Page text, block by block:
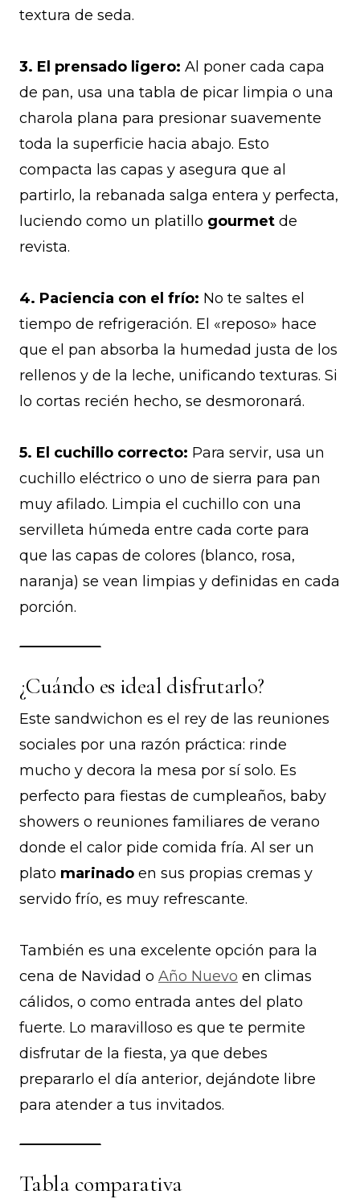
textura de seda.
3. El prensado ligero: Al poner cada capa
de pan, usa una tabla de picar limpia o una
charola plana para presionar suavemente
toda la superficie hacia abajo. Esto
compacta las capas y asegura que al
partirlo, la rebanada salga entera y perfecta,
luciendo como un platillo gourmet de
revista.
4. Paciencia con el frío: No te saltes el
tiempo de refrigeración. El «reposo» hace
que el pan absorba la humedad justa de los
rellenos y de la leche, unificando texturas. Si
lo cortas recién hecho, se desmoronará.
5. El cuchillo correcto: Para servir, usa un
cuchillo eléctrico o uno de sierra para pan
muy afilado. Limpia el cuchillo con una
servilleta húmeda entre cada corte para
que las capas de colores (blanco, rosa,
naranja) se vean limpias y definidas en cada
porción.
¿Cuándo es ideal disfrutarlo?
Este sandwichon es el rey de las reuniones
sociales por una razón práctica: rinde
mucho y decora la mesa por sí solo. Es
perfecto para fiestas de cumpleaños, baby
showers o reuniones familiares de verano
donde el calor pide comida fría. Al ser un
plato marinado en sus propias cremas y
servido frío, es muy refrescante.
También es una excelente opción para la
cena de Navidad o Año Nuevo en climas
cálidos, o como entrada antes del plato
fuerte. Lo maravilloso es que te permite
disfrutar de la fiesta, ya que debes
prepararlo el día anterior, dejándote libre
para atender a tus invitados.
Tabla comparativa